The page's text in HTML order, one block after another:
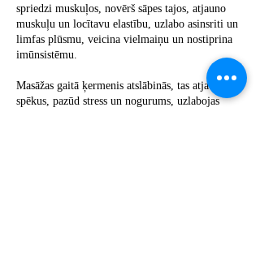
spriedzi muskuļos, novērš sāpes tajos, atjauno
muskuļu un locītavu elastību, uzlabo asinsriti un
limfas plūsmu, veicina vielmaiņu un nostiprina
imūnsistēmu.
Masāžas gaitā ķermenis atslābinās, tas atjauno
spēkus, pazūd stress un nogurums, uzlabojas